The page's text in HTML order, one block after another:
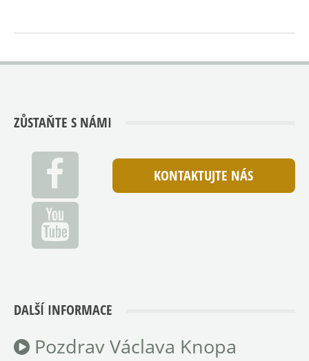
ZŮSTAŇTE S NÁMI
KONTAKTUJTE NÁS
DALŠÍ INFORMACE
Pozdrav Václava Knopa